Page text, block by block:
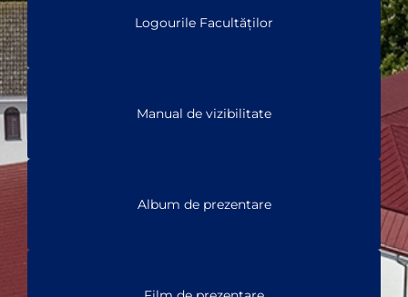
Logourile Facultăților
Manual de vizibilitate
Album de prezentare